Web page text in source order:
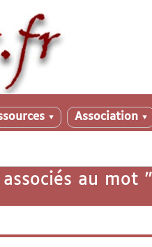
▼ Association ▼
au mot "